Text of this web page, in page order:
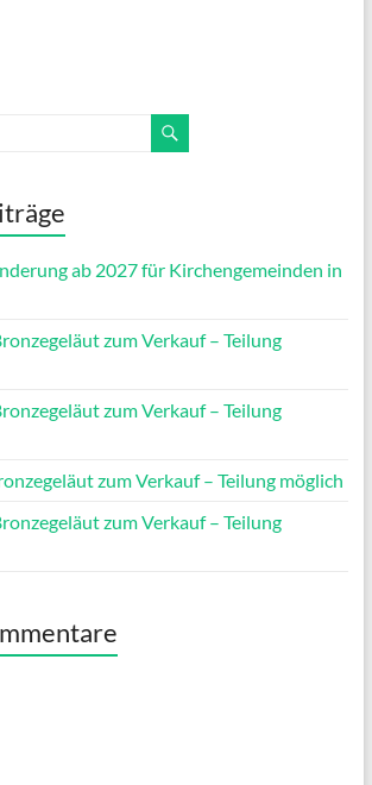
ab 2027 für Kirchengemeinden in
zum Verkauf – Teilung
zum Verkauf – Teilung
zum Verkauf – Teilung möglich
zum Verkauf – Teilung